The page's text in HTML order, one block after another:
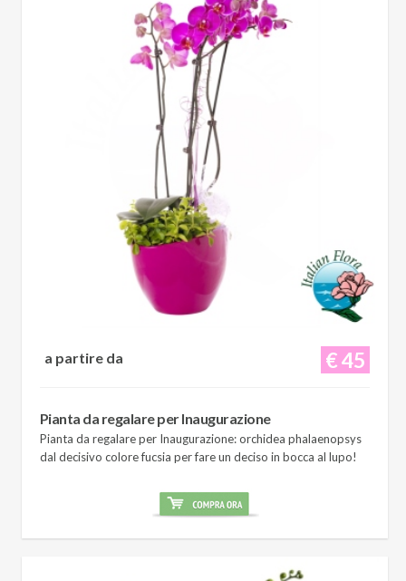
€ 45
a partire da
Pianta da regalare per Inaugurazione
Pianta da regalare per Inaugurazione: orchidea phalaenopsys
dal decisivo colore fucsia per fare un deciso in bocca al lupo!